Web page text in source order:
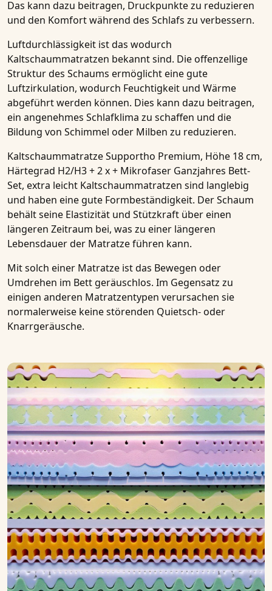
Das kann dazu beitragen, Druckpunkte zu reduzieren
und den Komfort während des Schlafs zu verbessern.
Luftdurchlässigkeit ist das wodurch
Kaltschaummatratzen bekannt sind. Die offenzellige
Struktur des Schaums ermöglicht eine gute
Luftzirkulation, wodurch Feuchtigkeit und Wärme
abgeführt werden können. Dies kann dazu beitragen,
ein angenehmes Schlafklima zu schaffen und die
Bildung von Schimmel oder Milben zu reduzieren.
Kaltschaummatratze Supportho Premium, Höhe 18 cm,
Härtegrad H2/H3 + 2 x + Mikrofaser Ganzjahres Bett-
Set, extra leicht Kaltschaummatratzen sind langlebig
und haben eine gute Formbeständigkeit. Der Schaum
behält seine Elastizität und Stützkraft über einen
längeren Zeitraum bei, was zu einer längeren
Lebensdauer der Matratze führen kann.
Mit solch einer Matratze ist das Bewegen oder
Umdrehen im Bett geräuschlos. Im Gegensatz zu
einigen anderen Matratzentypen verursachen sie
normalerweise keine störenden Quietsch- oder
Knarrgeräusche.